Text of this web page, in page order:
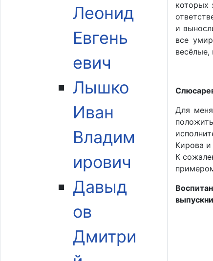
Леонид
Евгень
евич
Лышко
Иван
Владим
ирович
Давыд
ов
Дмитри
которых
и
все
весёлые,
Для
Кирова и
К